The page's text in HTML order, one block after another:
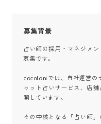
募集背景
占い師の採用・マネジメ
募集です。
cocoloniでは、自社運営の
ャット占いサービス、店
開しています。
その中核となる「占い師